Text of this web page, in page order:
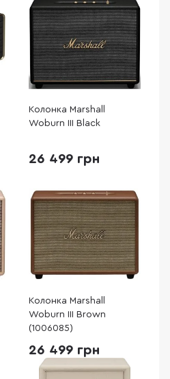
Колонка Marshall
Woburn III Black
26 499 грн
Колонка Marshall
Woburn III Brown
(1006085)
26 499 грн